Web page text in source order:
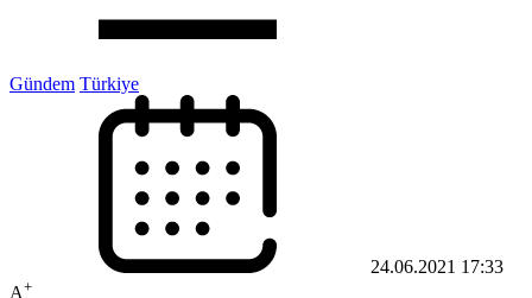
Gündem Türkiye
24.06.2021 17:33
A+